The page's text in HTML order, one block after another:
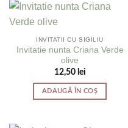
INVITATII CU SIGILIU
Invitatie nunta Criana Verde
olive
12,50 lei
ADAUGĂ ÎN COȘ